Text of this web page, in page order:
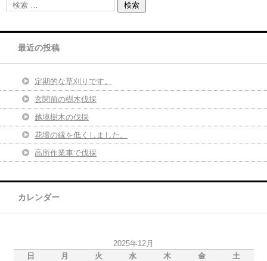
最近の投稿
定期的な草刈りです。
玄関前の樹木伐採
越境樹木の伐採
花壇の縁を低くしました。
高所作業車で伐採
カレンダー
2025年12月
日
月 火 水 木 金 土